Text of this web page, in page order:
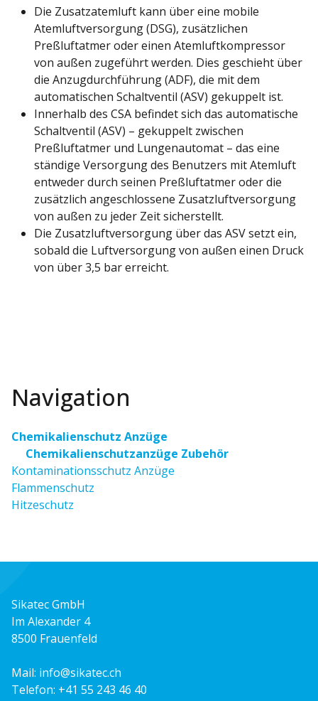
Navigation
Chemikalienschutz Anzüge
Chemikalienschutzanzüge Zubehör
Kontaminationsschutz Anzüge
Flammenschutz
Hitzeschutz
Die Zusatzatemluft kann über eine mobile
Atemluftversorgung (DSG), zusätzlichen
Preßluftatmer oder einen Atemluftkompressor
von außen zugeführt werden. Dies geschieht über
die Anzugdurchführung (ADF), die mit dem
automatischen Schaltventil (ASV) gekuppelt ist.
Innerhalb des CSA befindet sich das automatische
Schaltventil (ASV) – gekuppelt zwischen
Preßluftatmer und Lungenautomat – das eine
ständige Versorgung des Benutzers mit Atemluft
entweder durch seinen Preßluftatmer oder die
zusätzlich angeschlossene Zusatzluftversorgung
von außen zu jeder Zeit sicherstellt.
Die Zusatzluftversorgung über das ASV setzt ein,
sobald die Luftversorgung von außen einen Druck
von über 3,5 bar erreicht.
Sikatec GmbH
Im Alexander 4
8500 Frauenfeld
Mail: info@sikatec.ch
Telefon: +41 55 243 46 40